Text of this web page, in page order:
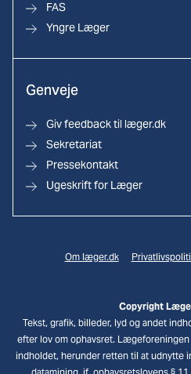
FAS
Yngre Læger
Genveje
Giv feedback til læger.dk
Sekretariat
Pressekontakt
Ugeskrift for Læger
Om læger.dk
Copyright
Tekst, grafik, billeder, lyd og andet
efter lov om ophavsret.
indholdet, herunder retten til at udnytte